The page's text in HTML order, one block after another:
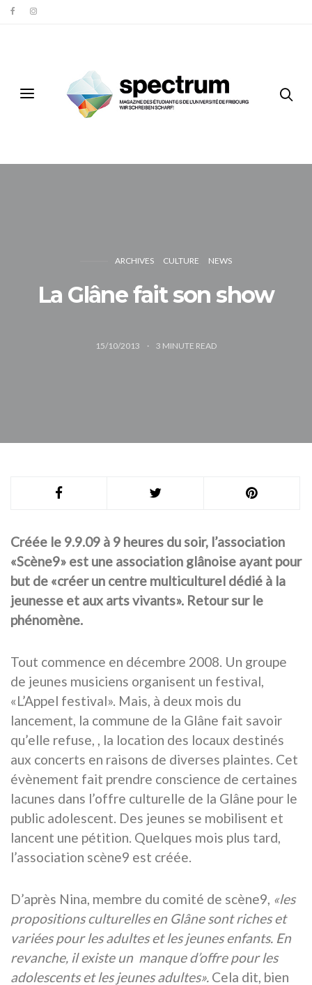
ARCHIVES CULTURE NEWS
La Glâne fait son show
15/10/2013 3 MINUTE READ
Créée le 9.9.09 à 9 heures du soir, l’association
«Scène9» est une association glânoise ayant pour
but de «créer un centre multiculturel dédié à la
jeunesse et aux arts vivants». Retour sur le
phénomène.
Tout commence en décembre 2008. Un groupe
de jeunes musiciens organisent un festival,
«L’Appel festival». Mais, à deux mois du
lancement, la commune de la Glâne fait savoir
qu’elle refuse, , la location des locaux destinés
aux concerts en raisons de diverses plaintes. Cet
évènement fait prendre conscience de certaines
lacunes dans l’offre culturelle de la Glâne pour le
public adolescent. Des jeunes se mobilisent et
lancent une pétition. Quelques mois plus tard,
l’association scène9 est créée.
D’après Nina, membre du comité de scène9, «les
propositions culturelles en Glâne sont riches et
variées pour les adultes et les jeunes enfants. En
revanche, il existe un manque d’offre pour les
adolescents et les jeunes adultes». Cela dit, bien